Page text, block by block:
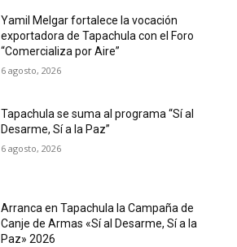
Yamil Melgar fortalece la vocación
exportadora de Tapachula con el Foro
“Comercializa por Aire”
6 agosto, 2026
Tapachula se suma al programa “Sí al
Desarme, Sí a la Paz”
6 agosto, 2026
Arranca en Tapachula la Campaña de
Canje de Armas «Sí al Desarme, Sí a la
Paz» 2026